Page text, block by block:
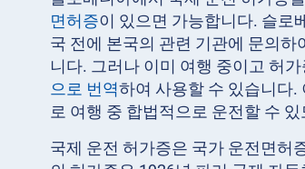
면허증이 있으면 가능합니다. 슬로
국 전에 본국의 관련 기관에 문의
니다. 그러나 이미 여행 중이고 허
으로 번역하여 사용할 수 있습니다.
로 여행 중 합법적으로 운전할 수
국제 운전 허가증은 국가 운전면허